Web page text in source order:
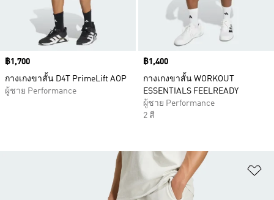
Price
฿1,700
กางเกงขาสั้น D4T PrimeLift AOP
ผู้ชาย Performance
Price
฿1,400
กางเกงขาสั้น WORKOUT
ESSENTIALS FEELREADY
ผู้ชาย Performance
2 สี